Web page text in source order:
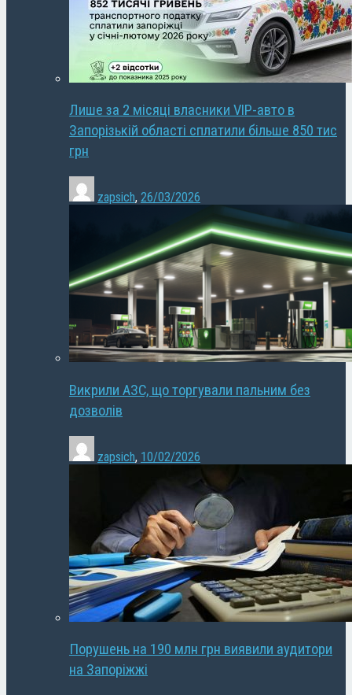
Лише за 2 місяці власники VIP-авто в
Запорізькій області сплатили більше 850 тис
грн
zapsich, 26/03/2026
Викрили АЗС, що торгували пальним без
дозволів
zapsich, 10/02/2026
Порушень на 190 млн грн виявили аудитори
на Запоріжжі